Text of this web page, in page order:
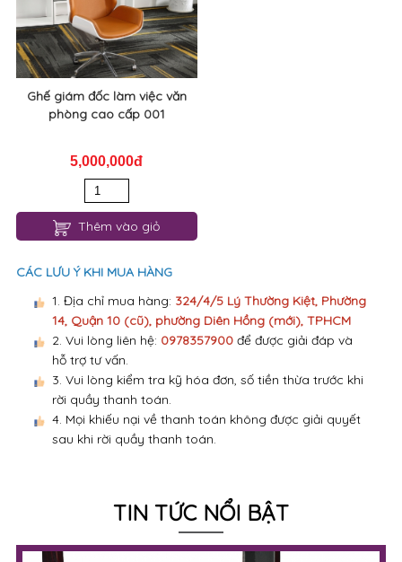
Ghế giám đốc làm việc văn
phòng cao cấp 001
5,000,000đ
Thêm vào giỏ
CÁC LƯU Ý KHI MUA HÀNG
1. Địa chỉ mua hàng: 324/4/5 Lý Thường Kiệt, Phường
14, Quận 10 (cũ), phường Diên Hồng (mới), TPHCM
2. Vui lòng liên hệ: 0978357900để được giải đáp và
hỗ trợ tư vấn.
3. Vui lòng kiểm tra kỹ hóa đơn, số tiền thừa trước khi
rời quầy thanh toán.
4. Mọi khiếu nại về thanh toán không được giải quyết
sau khi rời quầy thanh toán.
TIN TỨC NỔI BẬT